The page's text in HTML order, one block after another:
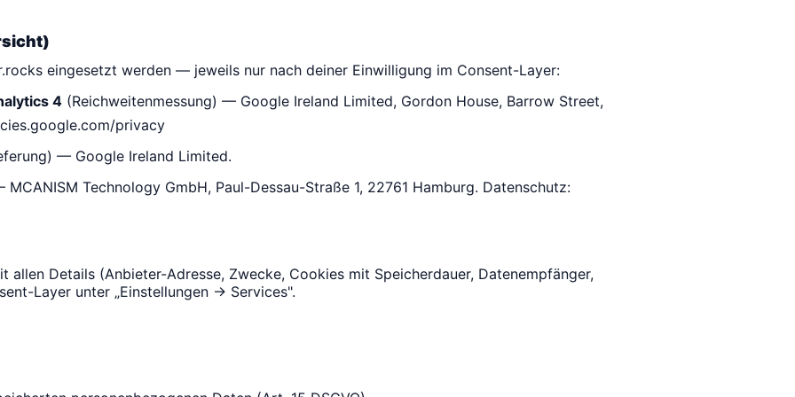
eingesetzt werden — jeweils nur nach deiner Einwilligung im Consent-Layer:
4 (Reichweitenmessung) — Google Ireland Limited, Gordon House, Barrow Street,
privacy
— Google Ireland Limited.
Technology GmbH, Paul-Dessau-Straße 1, 22761 Hamburg. Datenschutz:
allen Details (Anbieter-Adresse, Zwecke, Cookies mit Speicherdauer, Datenempfänger,
Layer unter „Einstellungen → Services".